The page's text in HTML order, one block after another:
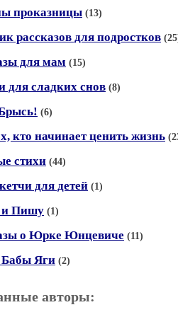
проказницы (13)
рассказов для подростков
для мам (15)
для сладких снов (8)
(6)
кто начинает ценить жизнь
стихи (44)
для детей (1)
Пишу (1)
о Юрке Юнцевиче (11)
Бабы Яги (2)
авторы: